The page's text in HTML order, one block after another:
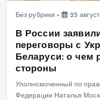
Без рубрики 25
В России
переговоры с
Беларуси: о чем
стороны
Уполномоченный по
Федерации Наталья